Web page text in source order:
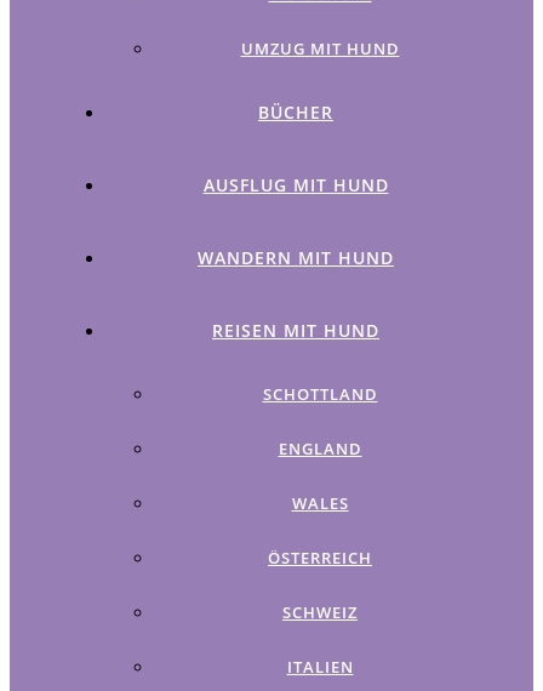
UMZUG MIT HUND
BÜCHER
AUSFLUG MIT HUND
WANDERN MIT HUND
REISEN MIT HUND
SCHOTTLAND
ENGLAND
WALES
ÖSTERREICH
SCHWEIZ
ITALIEN